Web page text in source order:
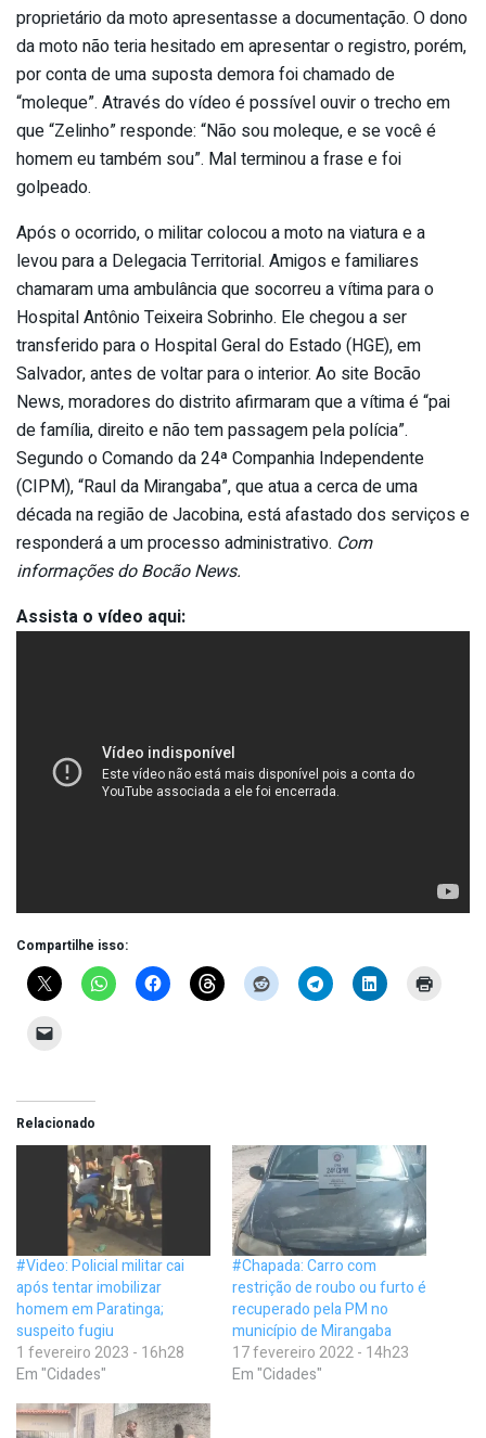
proprietário da moto apresentasse a documentação. O dono
da moto não teria hesitado em apresentar o registro, porém,
por conta de uma suposta demora foi chamado de
“moleque”. Através do vídeo é possível ouvir o trecho em
que “Zelinho” responde: “Não sou moleque, e se você é
homem eu também sou”. Mal terminou a frase e foi
golpeado.
Após o ocorrido, o militar colocou a moto na viatura e a
levou para a Delegacia Territorial. Amigos e familiares
chamaram uma ambulância que socorreu a vítima para o
Hospital Antônio Teixeira Sobrinho. Ele chegou a ser
transferido para o Hospital Geral do Estado (HGE), em
Salvador, antes de voltar para o interior. Ao site Bocão
News, moradores do distrito afirmaram que a vítima é “pai
de família, direito e não tem passagem pela polícia”.
Segundo o Comando da 24ª Companhia Independente
(CIPM), “Raul da Mirangaba”, que atua a cerca de uma
década na região de Jacobina, está afastado dos serviços e
responderá a um processo administrativo. Com
informações do Bocão News.
Assista o vídeo aqui:
Compartilhe isso:
Relacionado
#Video: Policial militar cai
após tentar imobilizar
homem em Paratinga;
suspeito fugiu
1 fevereiro 2023 - 16h28
Em "Cidades"
#Chapada: Carro com
restrição de roubo ou furto é
recuperado pela PM no
município de Mirangaba
17 fevereiro 2022 - 14h23
Em "Cidades"